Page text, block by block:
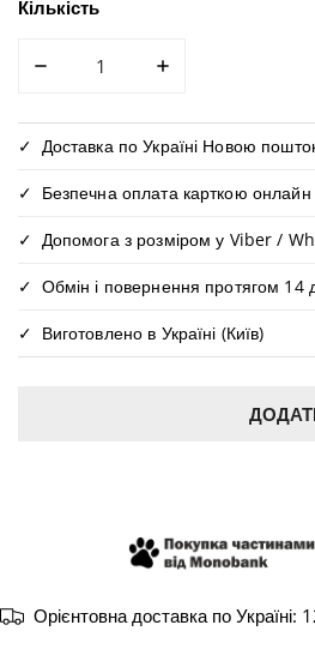
ВІДКРИЙТЕ МЕДІА У ПОДАННІ ГАЛЕРЕЇ
Кількість
Доставка по Україні Новою
Безпечна оплата карткою онлайн
Допомога з розміром у Viber /
Обмін і повернення протягом 14
Виготовлено в Україні (Київ)
Орієнтовна доставка по Україні: